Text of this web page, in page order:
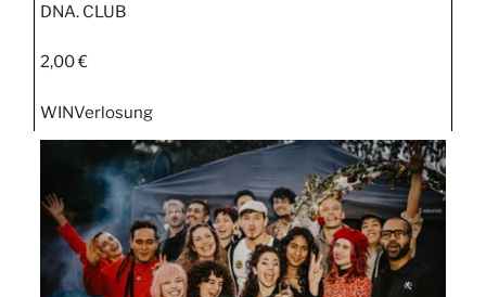
DNA. CLUB
2,00 €
WINVerlosung